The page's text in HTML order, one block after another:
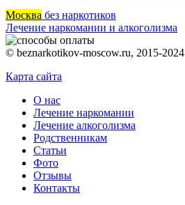
Москва без наркотиков
Лечение наркомании и алкоголизма
© beznarkotikov-moscow.ru, 2015-2024
Карта сайта
О нас
Лечение наркомании
Лечение алкоголизма
Родственникам
Статьи
Фото
Отзывы
Контакты